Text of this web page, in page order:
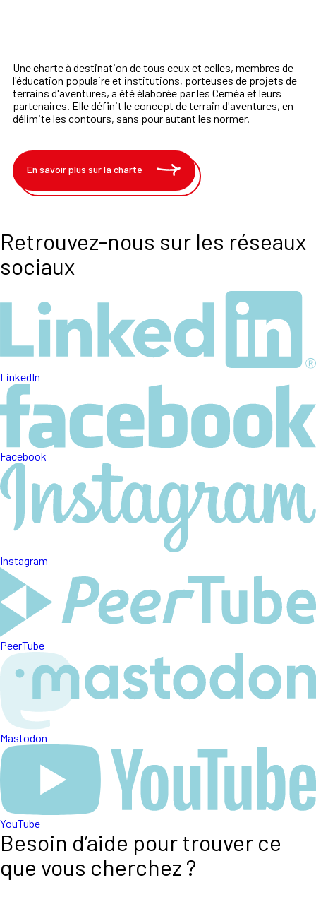
Une charte à destination de tous ceux et celles, membres de
l'éducation populaire et institutions, porteuses de projets de
terrains d'aventures, a été élaborée par les Ceméa et leurs
partenaires. Elle définit le concept de terrain d'aventures, en
délimite les contours, sans pour autant les normer.
En savoir plus sur la charte
Retrouvez-nous sur les réseaux
sociaux
LinkedIn
Facebook
Instagram
PeerTube
Mastodon
YouTube
Besoin d’aide pour trouver ce
que vous cherchez ?